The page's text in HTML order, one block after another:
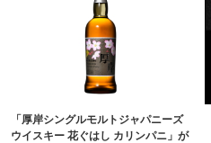
「厚岸シングルモルトジャパニーズ
ウイスキー 花ぐはし カリンパニ」が